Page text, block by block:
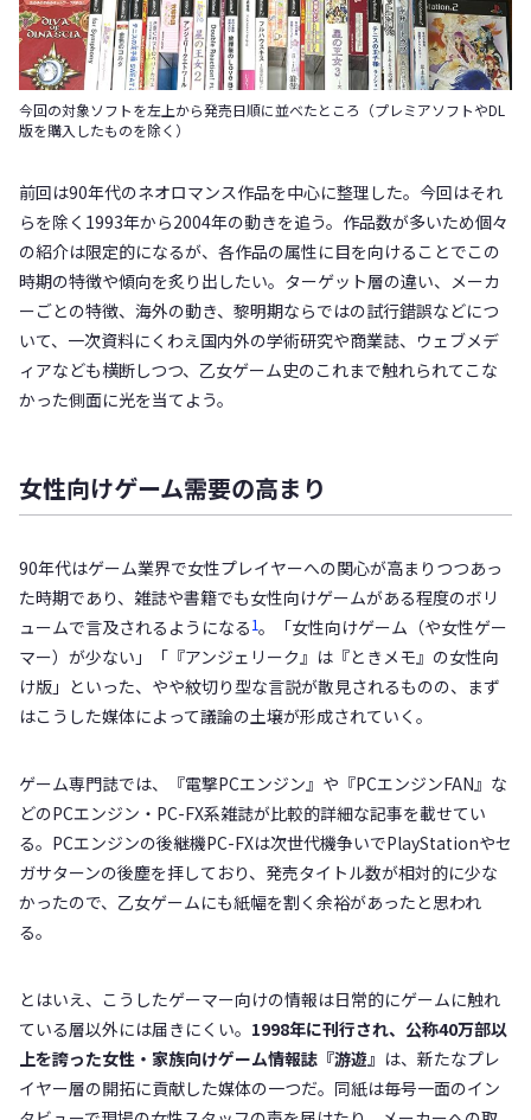
今回の対象ソフトを左上から発売日順に並べたところ（プレミアソフトやDL
版を購入したものを除く）
前回は90年代のネオロマンス作品を中心に整理した。今回はそれ
らを除く1993年から2004年の動きを追う。作品数が多いため個々
の紹介は限定的になるが、各作品の属性に目を向けることでこの
時期の特徴や傾向を炙り出したい。ターゲット層の違い、メーカ
ーごとの特徴、海外の動き、黎明期ならではの試行錯誤などにつ
いて、一次資料にくわえ国内外の学術研究や商業誌、ウェブメデ
ィアなども横断しつつ、乙女ゲーム史のこれまで触れられてこな
かった側面に光を当てよう。
女性向けゲーム需要の高まり
90年代はゲーム業界で女性プレイヤーへの関心が高まりつつあっ
た時期であり、雑誌や書籍でも女性向けゲームがある程度のボリ
ュームで言及されるようになる1。「女性向けゲーム（や女性ゲー
マー）が少ない」「『アンジェリーク』は『ときメモ』の女性向
け版」といった、やや紋切り型な言説が散見されるものの、まず
はこうした媒体によって議論の土壌が形成されていく。
ゲーム専門誌では、『電撃PCエンジン』や『PCエンジンFAN』な
どのPCエンジン・PC-FX系雑誌が比較的詳細な記事を載せてい
る。PCエンジンの後継機PC-FXは次世代機争いでPlayStationやセ
ガサターンの後塵を拝しており、発売タイトル数が相対的に少な
かったので、乙女ゲームにも紙幅を割く余裕があったと思われ
る。
とはいえ、こうしたゲーマー向けの情報は日常的にゲームに触れ
ている層以外には届きにくい。 1998年に刊行され、公称40万部以
上を誇った女性・家族向けゲーム情報誌『游遊』 は、新たなプレ
イヤー層の開拓に貢献した媒体の一つだ。同紙は毎号一面のイン